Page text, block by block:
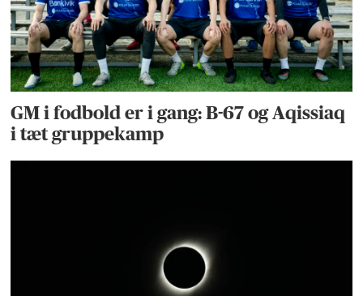
GM i fodbold er i gang: B-67 og Aqissiaq
i tæt gruppekamp